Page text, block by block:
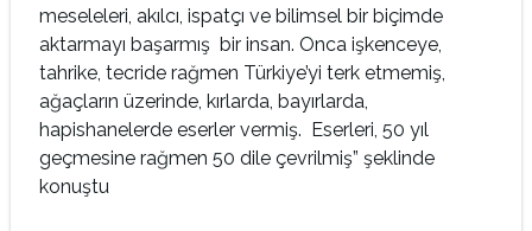
meseleleri, akılcı, ispatçı ve bilimsel bir biçimde
aktarmayı başarmış bir insan. Onca işkenceye,
tahrike, tecride rağmen Türkiye’yi terk etmemiş,
ağaçların üzerinde, kırlarda, bayırlarda,
hapishanelerde eserler vermiş. Eserleri, 50 yıl
geçmesine rağmen 50 dile çevrilmiş” şeklinde
konuştu